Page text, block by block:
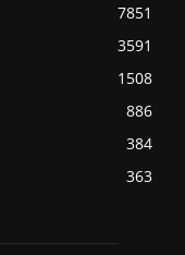
7851
3591
1508
886
384
363